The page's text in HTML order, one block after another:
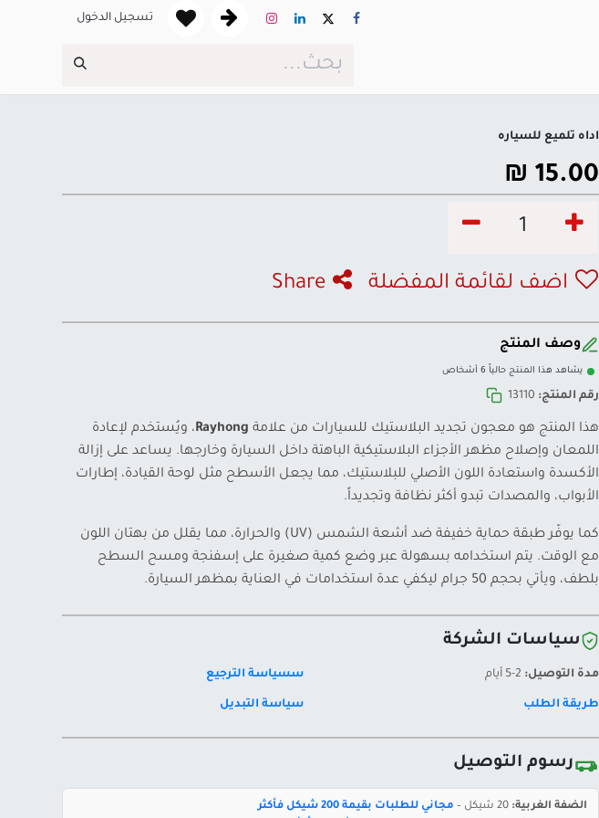
تسجيل الدخول
اداه تلميع للسياره
15.00
₪
اضف لقائمة المفضلة Share
وصف المنتج
يشاهد هذا المنتج حالياً 6 أشخاص
رقم المنتج: 13110
هذا المنتج هو معجون تجديد البلاستيك للسيارات من علامة Rayhong، ويُستخدم لإعادة
اللمعان وإصلاح مظهر الأجزاء البلاستيكية الباهتة داخل السيارة وخارجها. يساعد على إزالة
الأكسدة واستعادة اللون الأصلي للبلاستيك، مما يجعل الأسطح مثل لوحة القيادة، إطارات
الأبواب، والمصدات تبدو أكثر نظافة وتجديداً.
كما يوفّر طبقة حماية خفيفة ضد أشعة الشمس (UV) والحرارة، مما يقلل من بهتان اللون
مع الوقت. يتم استخدامه بسهولة عبر وضع كمية صغيرة على إسفنجة ومسح السطح
بلطف، ويأتي بحجم 50 جرام ليكفي عدة استخدامات في العناية بمظهر السيارة.
سياسات الشركة
مدة التوصيل: سسياسة الترجيع
طريقة الطلب سياسة التبديل
رسوم التوصيل
الضفة الغربية: مجاني للطلبات بقيمة 200 شيكل فأكثر